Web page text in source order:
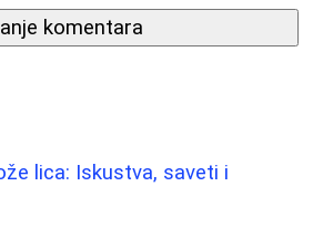
komentara
lica: Iskustva, saveti i